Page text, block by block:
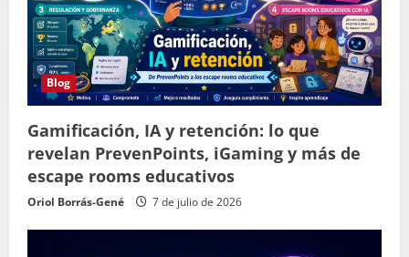
Blog
Gamificación, IA y retención: lo que
revelan PrevenPoints, iGaming y más de
escape rooms educativos
Oriol Borrás-Gené 7 de julio de 2026